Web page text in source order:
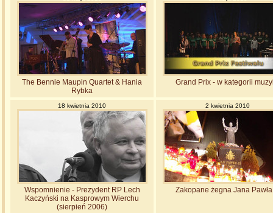
The Bennie Maupin Quartet & Hania
Rybka
Grand Prix - w kategorii
18 kwietnia 2010
Wspomnienie - Prezydent RP Lech
Kaczyński na Kasprowym Wierchu
(sierpień 2006)
2 kwietnia 2010
Zakopane żegna Jana Pawła